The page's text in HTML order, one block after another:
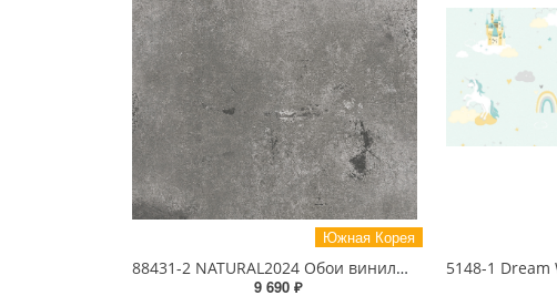
Южная Корея
88431-2 NATURAL2024 Обои виниловые на бумажной основе 1.06*15.6
9 690 ₽